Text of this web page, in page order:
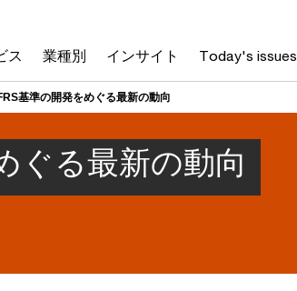
ス 業種別 インサイト Today's issues
基準の開発をめぐる最新の動向
ぐる最新の動向